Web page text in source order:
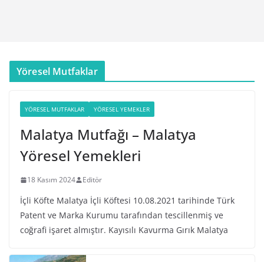
Yöresel Mutfaklar
YÖRESEL MUTFAKLAR YÖRESEL YEMEKLER
Malatya Mutfağı – Malatya
Yöresel Yemekleri
18 Kasım 2024 Editör
İçli Köfte Malatya İçli Köftesi 10.08.2021 tarihinde Türk
Patent ve Marka Kurumu tarafından tescillenmiş ve
coğrafi işaret almıştır. Kayısılı Kavurma Gırık Malatya